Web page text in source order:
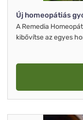
Új homeopátiás
A Remedia
kibővítse az egyes